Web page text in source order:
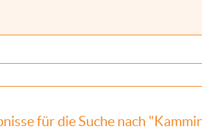
für die Suche nach